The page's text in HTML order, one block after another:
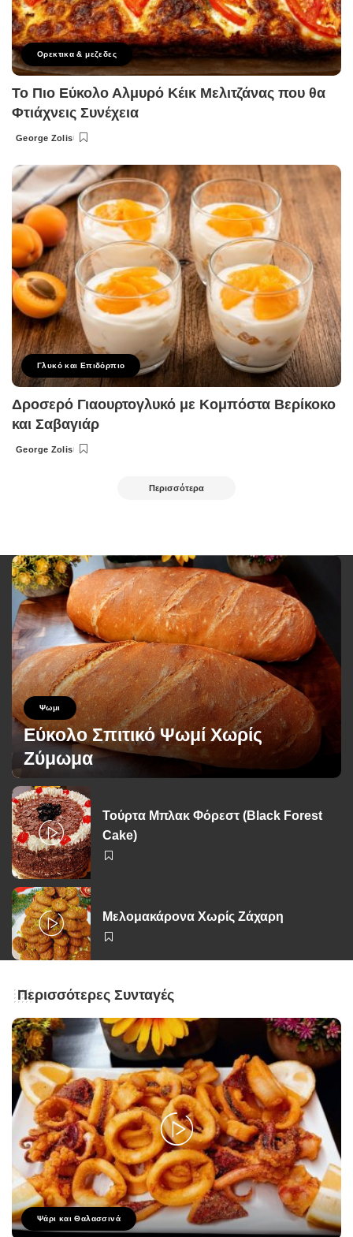
Ορεκτικα & μεζεδες
Το Πιο Εύκολο Αλμυρό Κέικ Μελιτζάνας που θα
Φτιάχνεις Συνέχεια
Posted
George Zolis
Γλυκό και Επιδόρπιο
Δροσερό Γιαουρτογλυκό με Κομπόστα Βερίκοκο
και Σαβαγιάρ
Posted
George Zolis
Περισσότερα
Ψωμι
Εύκολο Σπιτικό Ψωμί Χωρίς
Ζύμωμα
Posted
by
George Zolis
Τούρτα Μπλακ Φόρεστ (Black Forest
Cake)
Μελομακάρονα Χωρίς Ζάχαρη
Περισσότερες Συνταγές
Ψάρι και Θαλασσινά